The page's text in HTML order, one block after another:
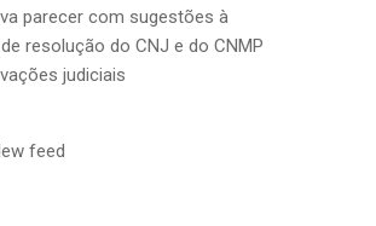
parecer com sugestões à
resolução do CNJ e do CNMP
judiciais
feed